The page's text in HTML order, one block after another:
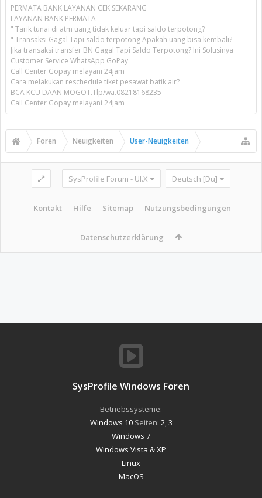
PERMATA BANK LAYANAN CEK SEKARANG
LAYANAN BANK PERMATA
" Tarik tunai di atm uang tidak keluar tapi saldo terpotong?
" Transaksi Gagal Tapi saldo terpotong Apakah uang bisa kembali?
Jika transaksi transfer BN Gagal Tapi Saldo Terpotong? Ini Solusinya
Customer Service WhatsApp GoPay
Call Center Gopay melayani 24jam
Cara melakukan reschedule tiket pesawat batik air?
BCA KCU DAAN MOGOT.Tlp/wa.08218168235
Call Center Gopay melayani 24jam
Foren Neuigkeiten User-Neuigkeiten
SysProfile Forum - UI.X Deutsch [Du]
Kontakt Hilfe Sitemap Nutzungsbedingungen
Datenschutzerklärung
SysProfile Windows Foren
Betriebssysteme:
Windows 10Seiten: 2 3
Windows 7
Windows Vista & XP
Linux
MacOS